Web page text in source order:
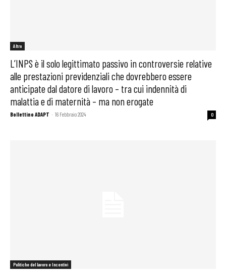
Altro
L’INPS è il solo legittimato passivo in controversie relative
alle prestazioni previdenziali che dovrebbero essere
anticipate dal datore di lavoro – tra cui indennità di
malattia e di maternità – ma non erogate
Bollettino ADAPT - 16 Febbraio 2024 0
Politiche del lavoro e Incentivi